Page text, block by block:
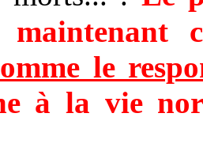
maintenant
le
à la vie